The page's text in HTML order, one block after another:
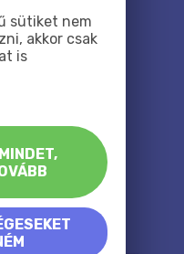
sütiket nem
akkor csak
is